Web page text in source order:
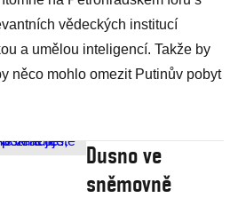
vědeckých institucí
a umělou inteligencí. Takže by
něco mohlo omezit Putinův pobyt
Dusno ve
sněmovně